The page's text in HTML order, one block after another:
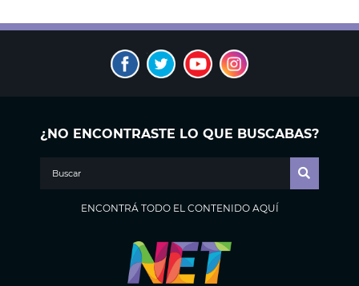
¿NO ENCONTRASTE LO QUE BUSCABAS?
ENCONTRÁ TODO EL CONTENIDO AQUÍ